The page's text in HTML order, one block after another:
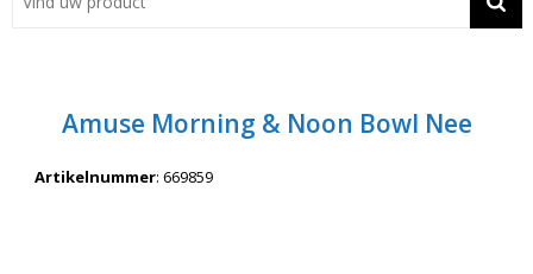
Contact
Wil je snel een advies? Bel nu 053-7920045 of 06-55731304
Amuse Morning & Noon Bowl Nee
Artikelnummer: 669859